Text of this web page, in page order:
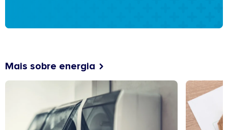
Mais sobre energia